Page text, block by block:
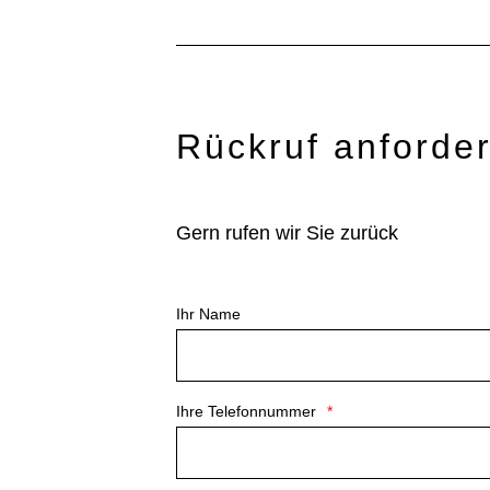
Rückruf
Gern rufen wir Sie zurück
Ihr Name
Ihre Telefonnummer